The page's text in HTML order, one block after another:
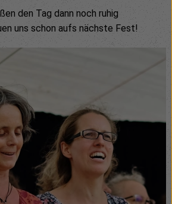
den Tag dann noch ruhig
uns schon aufs nächste Fest!